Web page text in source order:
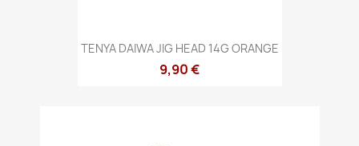
TENYA DAIWA JIG HEAD 14G ORANGE
9,90 €